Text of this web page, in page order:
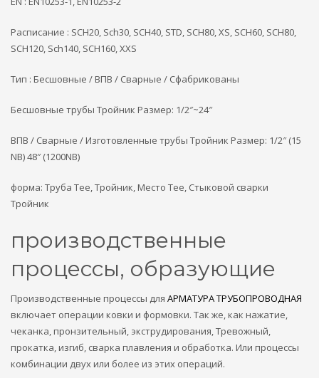
Расписание : SCH20, Sch30, SCH40, STD, SCH80, XS, SCH60, SCH80,
SCH120, Sch140, SCH160, XXS
Тип : Бесшовные / ВПВ / Сварные / Сфабрикованы
Бесшовные трубы Тройник Размер: 1/2″~24″
ВПВ / Сварные / Изготовленные трубы Тройник Размер: 1/2″ (15
NB) 48″ (1200NB)
форма: Труба Tee, Тройник, Место Tee, Стыковой сварки
Тройник
производственные
процессы, образующие
Производственные процессы для АРМАТУРА ТРУБОПРОВОДНАЯ
включает операции ковки и формовки. Так же, как нажатие,
чеканка, пронзительный, экструдирования, Тревожный,
прокатка, изгиб, сварка плавления и обработка. Или процессы
комбинации двух или более из этих операций.